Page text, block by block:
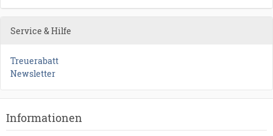
Service & Hilfe
Treuerabatt
Newsletter
Informationen